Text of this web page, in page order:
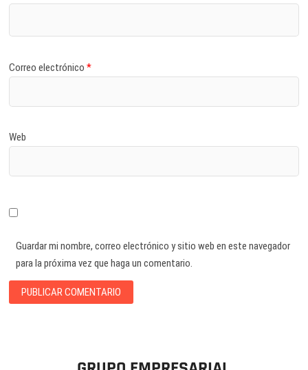
Correo electrónico*
Web
Guardar mi nombre, correo electrónico y sitio web en este navegador
para la próxima vez que haga un comentario.